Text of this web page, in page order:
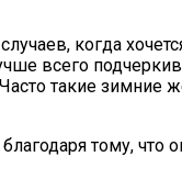
когда
всего
такие зимние
тому,